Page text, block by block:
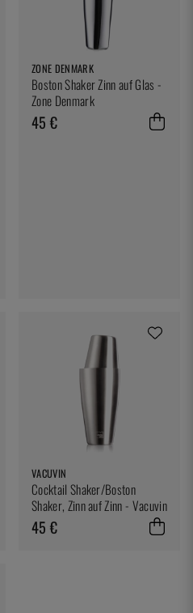
ZONE DENMARK
Boston Shaker Zinn auf Glas -
Zone Denmark
45 €
VACUVIN
Cocktail Shaker/Boston
Shaker, Zinn auf Zinn - Vacuvin
45 €